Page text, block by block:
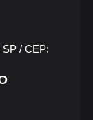
SP / CEP: